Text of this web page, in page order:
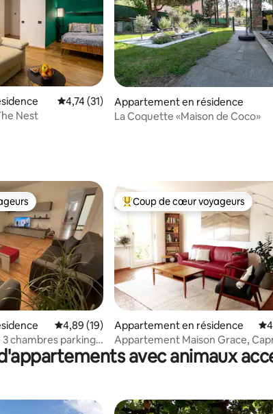
221 commentaires : 4,95 sur 5
Évaluation moyenne sur la base de 31
4,74 (31)
Nest
Appartement en résidence
La Coquette «Maison de Coco»
de 31 commentaires : 5 sur 5
Évaluation moyenne sur la base de 19
4,89 (19)
chambres parking
Coups de cœur voyageurs les
Coup de cœur voyageurs
Appartement en résidence
Appartement Maison Grace,
avec animaux